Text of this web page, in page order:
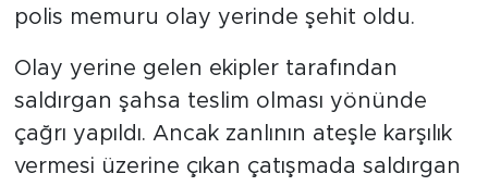
polis memuru olay yerinde şehit oldu.
Olay yerine gelen ekipler tarafından
saldırgan şahsa teslim olması yönünde
çağrı yapıldı. Ancak zanlının ateşle karşılık
vermesi üzerine çıkan çatışmada saldırgan